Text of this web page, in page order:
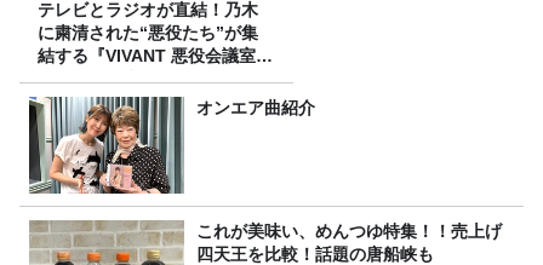
テレビとラジオが直結！乃木
に粛清された“悪役たち”が集
結する『VIVANT 悪役会議室』
7/26(日)23時スタート！
オンエア曲紹介
これが美味い、めんつゆ特集！！売上げ
四天王を比較！話題の唐船峡も